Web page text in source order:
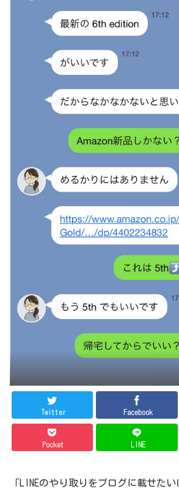
Twitter Facebook
Pocket LINE
「LINEのやり取りをブログに載せたい